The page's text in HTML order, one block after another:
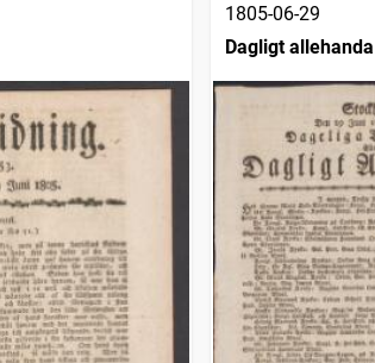
1805-06-29
Dagligt allehanda